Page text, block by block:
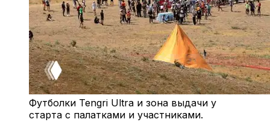
Футболки Tengri Ultra и зона выдачи у
старта с палатками и участниками.